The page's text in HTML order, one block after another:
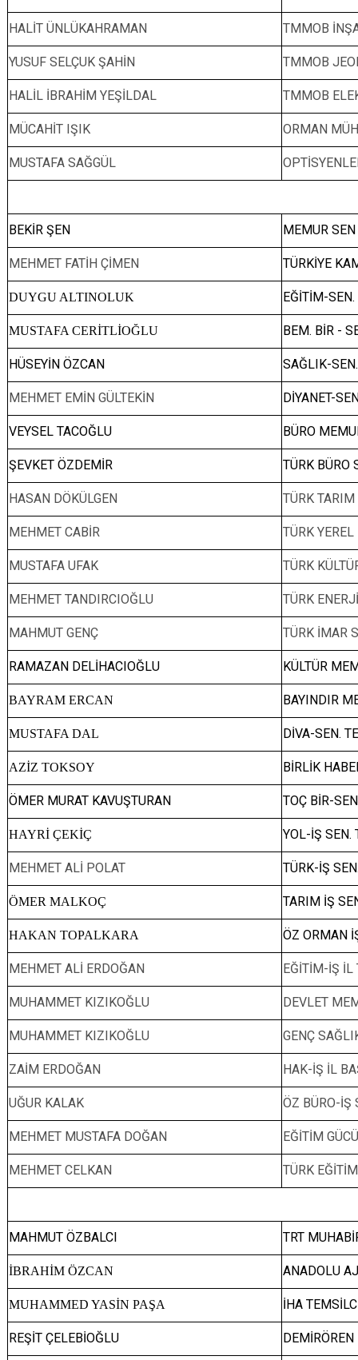
HALİT ÜNLÜKAHRAMAN TMMOB
YUSUF SELÇUK ŞAHİN TMMOB
HALİL İBRAHİM YEŞİLDAL TMMOB
MÜCAHİT IŞIK ORMAN
MUSTAFA SAĞGÜL
BEKİR ŞEN MEMUR
MEHMET FATİH ÇİMEN TÜRKİYE
DUYGU ALTINOLUK EĞİTİM-
MUSTAFA CERİTLİOĞLU BEM. BİR -
HÜSEYİN ÖZCAN SAĞLIK-
MEHMET EMİN GÜLTEKİN DİYANET-
VEYSEL TACOĞLU BÜRO
ŞEVKET ÖZDEMİR TÜRK BÜRO
HASAN DÖKÜLGEN TÜRK
MEHMET CABİR TÜRK
MUSTAFA UFAK TÜRK
MEHMET TANDIRCIOĞLU TÜRK
MAHMUT GENÇ TÜRK İMAR
RAMAZAN DELİHACIOĞLU KÜLTÜR
BAYRAM ERCAN BAYINDIR
MUSTAFA DAL DİVA-SEN.
AZİZ TOKSOY BİRLİK
ÖMER MURAT KAVUŞTURAN TOÇ BİR-
HAYRİ ÇEKİÇ YOL-İŞ SEN.
MEHMET ALİ POLAT TÜRK-İŞ
ÖMER MALKOÇ TARIM İŞ
HAKAN TOPALKARA ÖZ ORMAN
MEHMET ALİ ERDOĞAN EĞİTİM-İŞ İL
MUHAMMET KIZIKOĞLU DEVLET
MUHAMMET KIZIKOĞLU GENÇ
ZAİM ERDOĞAN HAK-İŞ İL
UĞUR KALAK ÖZ BÜRO-İŞ
MEHMET MUSTAFA DOĞAN EĞİTİM
MEHMET CELKAN TÜRK
MAHMUT ÖZBALCI TRT
İBRAHİM ÖZCAN ANADOLU
MUHAMMED YASİN PAŞA İHA
REŞİT ÇELEBİOĞLU